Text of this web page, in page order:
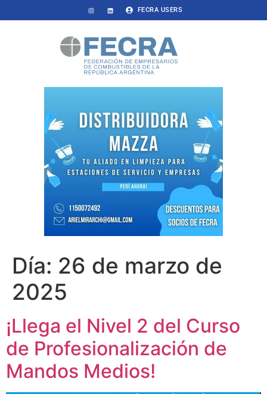
FECRA USERS
Día: 26 de marzo de
2025
¡Llega el Nivel 2 del Curso
de Profesionalización de
Mandos Medios!